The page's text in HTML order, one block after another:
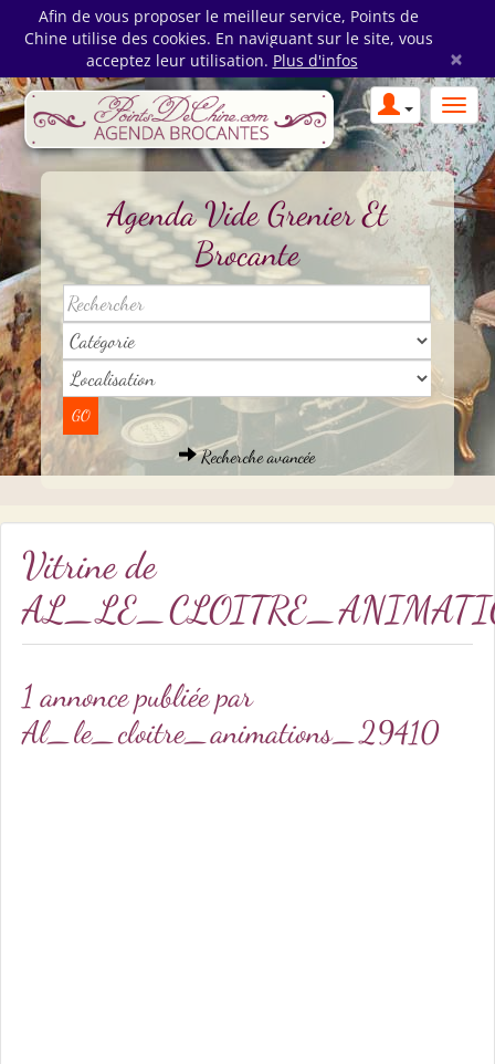
Afin de vous proposer le meilleur service, Points de
Chine utilise des cookies. En naviguant sur le site, vous
acceptez leur utilisation. Plus d'infos ×
Agenda Vide Grenier Et
Brocante
Recherche avancée
Vitrine de
1 annonce publiée par
Al_le_cloitre_animations_29410